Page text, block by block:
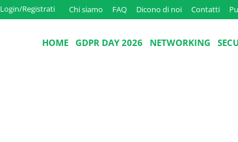
Login/Registrati Chi siamo FAQ Dicono di noi Contatti
HOME GDPR DAY 2026 NETWORKING